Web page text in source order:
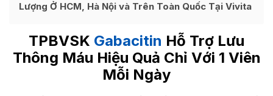
Lượng Ở HCM, Hà Nội và Trên Toàn Quốc Tại Vivita
TPBVSK Gabacitin Hỗ Trợ Lưu
Thông Máu Hiệu Quả Chỉ Với 1 Viên
Mỗi Ngày